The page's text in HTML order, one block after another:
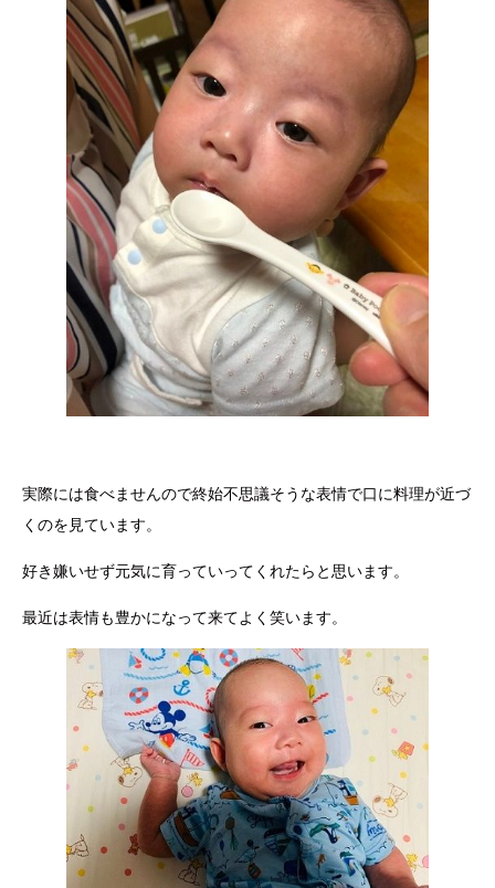
実際には食べませんので終始不思議そうな表情で口に料理が近づ
くのを見ています。
好き嫌いせず元気に育っていってくれたらと思います。
最近は表情も豊かになって来てよく笑います。